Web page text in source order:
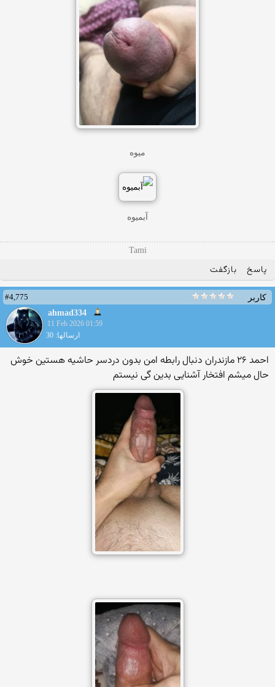
میوه
آبمیوه
Tami
پاسخ بازگفت
کاربر
#4,775
ahmad334
11 Feb 2026 01:59
ارسالها: 30
احمد ۲۶ مازندران دنبال رابطه امن بدون دردسر حاشیه هستین خوش
حال میشم افتخار آشنایی بدین گی نیستم